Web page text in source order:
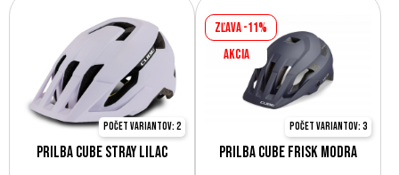
Prilba CUBE Stray lilac
Počet variantov: 2
Prilba Cube Frisk modrá
Zľava -11%
AKCIA
Počet variantov: 3